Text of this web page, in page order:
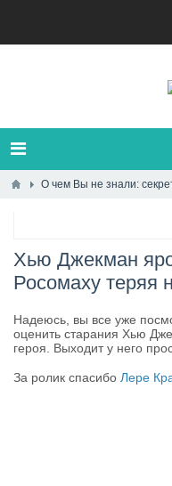
О чем Вы не знали:
Хью Джекман
Росомаху теряя
Надеюсь, вы все уже
оценить старания Хью
героя. Выходит у него
За ролик спасибо Лере